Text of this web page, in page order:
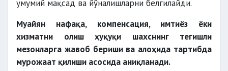
умумий мақсад ва йўналишларни белгилайди.
Муайян нафақа, компенсация, имтиёз ёки
хизматни олиш ҳуқуқи шахснинг тегишли
мезонларга жавоб бериши ва алоҳида тартибда
мурожаат қилиши асосида аниқланади.